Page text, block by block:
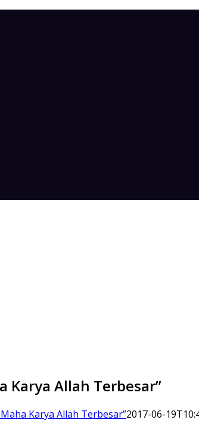
Karya Allah Terbesar”
Karya Allah Terbesar”2017-06-